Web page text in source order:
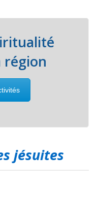
région
jésuites